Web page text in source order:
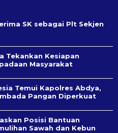
SK sebagai Plt Sekjen
Tekankan Kesiapan
Masyarakat
Temui Kapolres Abdya,
Pangan Diperkuat
Posisi Bantuan
Sawah dan Kebun